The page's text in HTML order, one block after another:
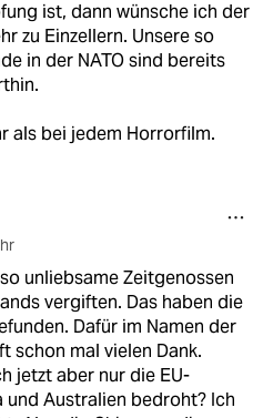
ist, dann wünsche ich der
zu Einzellern. Unsere so
in der NATO sind bereits
als bei jedem Horrorfilm.
unliebsame Zeitgenossen
vergiften. Das haben die
Dafür im Namen der
schon mal vielen Dank.
jetzt aber nur die EU-
und Australien bedroht? Ich